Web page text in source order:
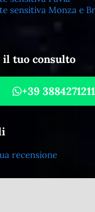
sensitiva Monza e
il tuo consulto
+39 3884271211
recensione